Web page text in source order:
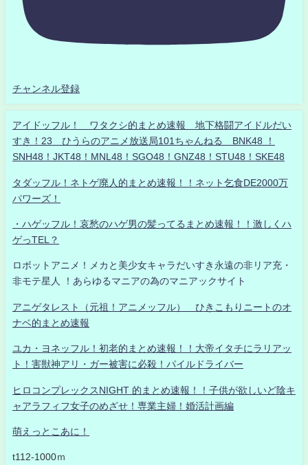
チャンネル登録
アイドッフル！ ワタクシ的まとめ速報 地下格闘アイドルだい
すき！23 ひうらのアニメ放送局101ちゃんねる BNK48 ！
SNH48！JKT48！MNL48！SGO48！GNZ48！STU48！SKE48
タダッフル！ネトゲ廃人的まとめ速報！！ネット乞食DE2000万
パワーズ！
・ハゲッフル！哀愁のハゲ男の髪ってるまとめ速報！！激しくハ
ゲっTEL？
ロボットアニメ！メカと美少女キャラだいすき永遠の非リア充・
非モテ星人 ！あらゆるマニアの為のマニアックサイト
アニゲタレスト（元祖！アニメッフル） ひきこもりニートのオ
ナベ的まとめ速報
ユカ・ヨネッフル！初老的まとめ速報！！大帝イタチにラリアッ
ト！害獣神アリ・ガー被害に必殺！パイルドライバー
ヒロコンプレックスNIGHT 的まとめ速報！！子供が欲しいど陰キ
ャアラフィフ女子のめざせ！専業主婦！婚活計画編
萌えっとこあに！
t112-1000ｍ